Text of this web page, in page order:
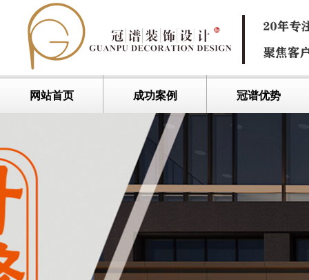
网站首页 成功案例 冠谱优势